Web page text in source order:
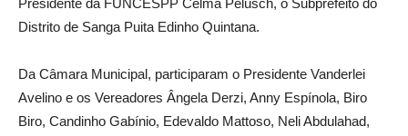
Presidente da FUNCESPP Celma Pelusch, o Subprefeito do
Distrito de Sanga Puita Edinho Quintana.
Da Câmara Municipal, participaram o Presidente Vanderlei
Avelino e os Vereadores Ângela Derzi, Anny Espínola, Biro
Biro, Candinho Gabínio, Edevaldo Mattoso, Neli Abdulahad,